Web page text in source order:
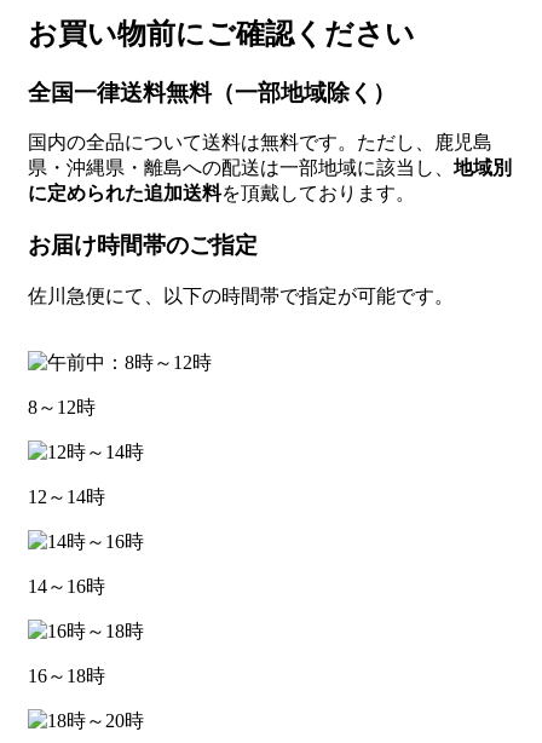
お買い物前にご確認ください
全国一律送料無料（一部地域除く）
国内の全品について送料は無料です。ただし、鹿児島
県・沖縄県・離島への配送は一部地域に該当し、 地域別
に定められた追加送料を頂戴しております。
お届け時間帯のご指定
佐川急便にて、以下の時間帯で指定が可能です。
8～12時
12～14時
14～16時
16～18時